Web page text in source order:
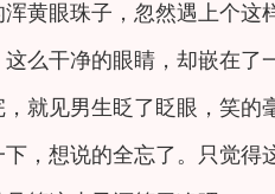
黄眼珠子，忽然遇上个这
这么干净的眼睛，却嵌在
就见男生眨了眨眼，笑的
下，想说的全忘了。只觉